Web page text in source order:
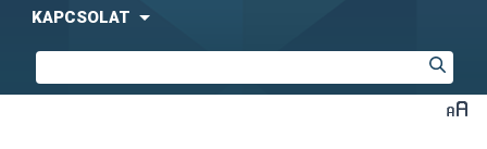
KAPCSOLAT